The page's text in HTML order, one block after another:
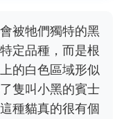
被牠們獨特的黑
定品種，而是根
的白色區域形似
隻叫小黑的賓士
種貓真的很有個